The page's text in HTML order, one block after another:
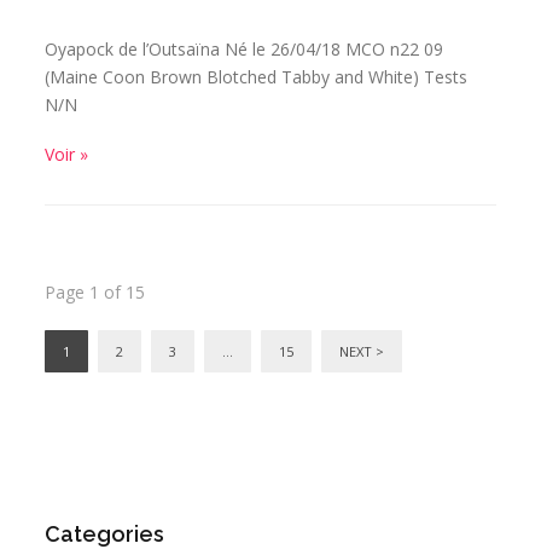
Oyapock de l’Outsaïna Né le 26/04/18 MCO n22 09
(Maine Coon Brown Blotched Tabby and White) Tests
N/N
Voir »
Page 1 of 15
1 2 3 … 15 NEXT >
Categories